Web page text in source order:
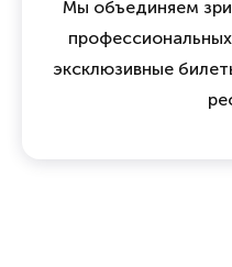
Мы объединяем
эксклюзивные